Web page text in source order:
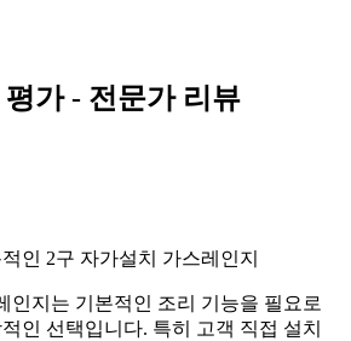
평가 - 전문가 리뷰
인 2구 자가설치 가스레인지
인지는 기본적인 조리 기능을 필요로
인 선택입니다. 특히 고객 직접 설치